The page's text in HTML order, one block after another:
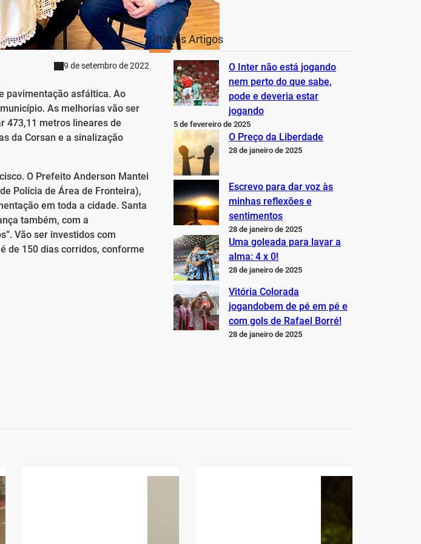
9 de setembro de 2022
pavimentação asfáltica. Ao
As melhorias vão ser
473,11 metros lineares de
da Corsan e a sinalização
O Prefeito Anderson Mantei
Polícia de Área de Fronteira),
em toda a cidade. Santa
também, com a
Vão ser investidos com
de 150 dias corridos, conforme
Últimos Artigos
O Inter não está jogando
nem perto do que sabe,
pode e deveria estar
jogando
5 de fevereiro de 2025
O Preço da Liberdade
28 de janeiro de 2025
Escrevo para dar voz às
minhas reflexões e
sentimentos
28 de janeiro de 2025
Uma goleada para lavar a
alma: 4 x 0!
28 de janeiro de 2025
Vitória Colorada
jogandobem de pé em pé e
com gols de Rafael Borré!
28 de janeiro de 2025